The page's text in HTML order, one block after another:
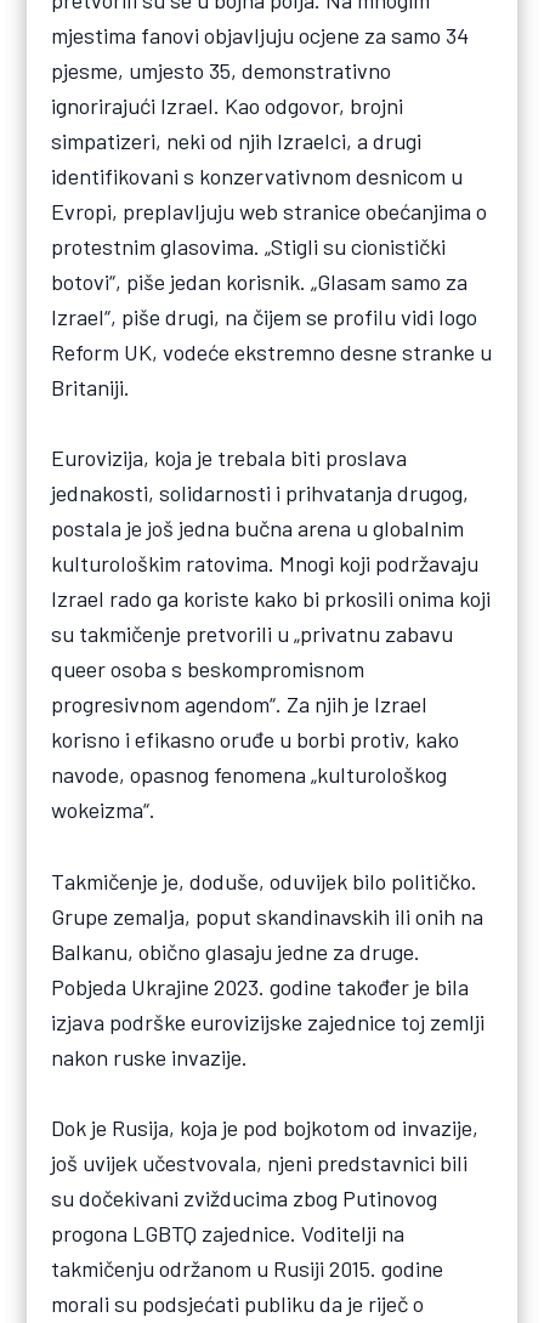
mjestima fanovi objavljuju ocjene za samo 34
pjesme, umjesto 35, demonstrativno
ignorirajući Izrael. Kao odgovor, brojni
simpatizeri, neki od njih Izraelci, a drugi
identifikovani s konzervativnom desnicom u
Evropi, preplavljuju web stranice obećanjima o
protestnim glasovima. „Stigli su cionistički
botovi“, piše jedan korisnik. „Glasam samo za
Izrael“, piše drugi, na čijem se profilu vidi logo
Reform UK, vodeće ekstremno desne stranke u
Britaniji.
Eurovizija, koja je trebala biti proslava
jednakosti, solidarnosti i prihvatanja drugog,
postala je još jedna bučna arena u globalnim
kulturološkim ratovima. Mnogi koji podržavaju
Izrael rado ga koriste kako bi prkosili onima koji
su takmičenje pretvorili u „privatnu zabavu
queer osoba s beskompromisnom
progresivnom agendom“. Za njih je Izrael
korisno i efikasno oruđe u borbi protiv, kako
navode, opasnog fenomena „kulturološkog
wokeizma“.
Takmičenje je, doduše, oduvijek bilo političko.
Grupe zemalja, poput skandinavskih ili onih na
Balkanu, obično glasaju jedne za druge.
Pobjeda Ukrajine 2023. godine također je bila
izjava podrške eurovizijske zajednice toj zemlji
nakon ruske invazije.
Dok je Rusija, koja je pod bojkotom od invazije,
još uvijek učestvovala, njeni predstavnici bili
su dočekivani zvižducima zbog Putinovog
progona LGBTQ zajednice. Voditelji na
takmičenju održanom u Rusiji 2015. godine
morali su podsjećati publiku da je riječ o